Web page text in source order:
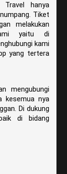
Travel hanya
Tiket
melakukan
yaitu di
kami
yang tertera
mengubungi
kesemua nya
Di dukung
di bidang